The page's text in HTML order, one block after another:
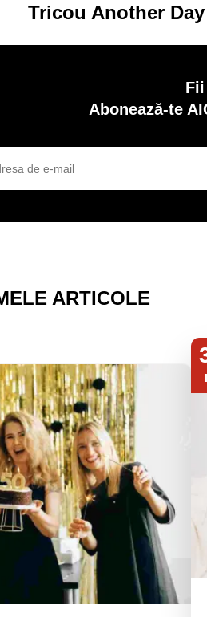
Tricou Another
Abonează-te
ARTICOLE